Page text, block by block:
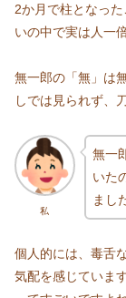
2か月で柱となっ
いの中で実は人一
無一郎の「無」は
しでは見られず、
私
無一
いた
まし
個人的には、毒舌
気配を感じていま